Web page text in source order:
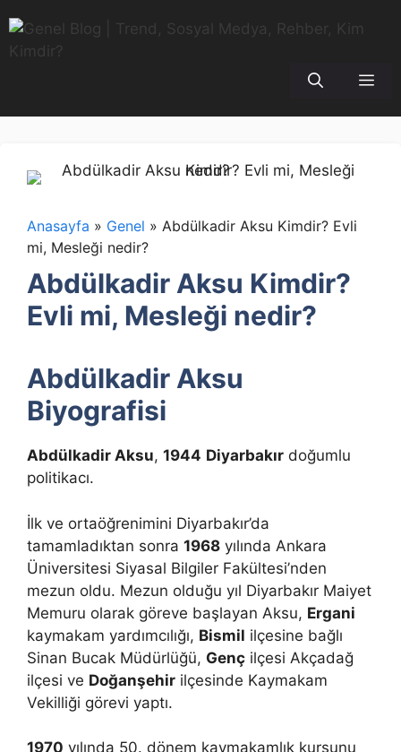
atla
Anasayfa » Genel » Abdülkadir Aksu Kimdir? Evli
mi, Mesleği nedir?
Abdülkadir Aksu Kimdir?
Evli mi, Mesleği nedir?
Abdülkadir Aksu
Biyografisi
Abdülkadir Aksu, 1944 Diyarbakır doğumlu
politikacı.
İlk ve ortaöğrenimini Diyarbakır’da
tamamladıktan sonra 1968 yılında Ankara
Üniversitesi Siyasal Bilgiler Fakültesi’nden
mezun oldu. Mezun olduğu yıl Diyarbakır Maiyet
Memuru olarak göreve başlayan Aksu, Ergani
kaymakam yardımcılığı, Bismil ilçesine bağlı
Sinan Bucak Müdürlüğü, Genç ilçesi Akçadağ
ilçesi ve Doğanşehir ilçesinde Kaymakam
Vekilliği görevi yaptı.
1970 yılında 50. dönem kaymakamlık kursunu